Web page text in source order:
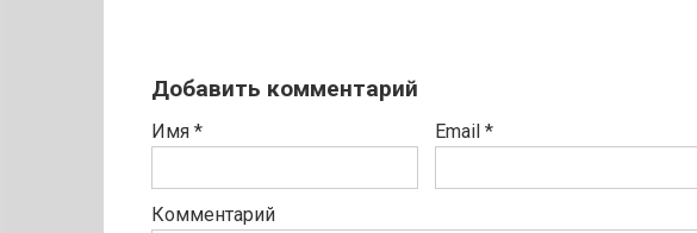
Добавить комментарий
Имя * Email *
Комментарий